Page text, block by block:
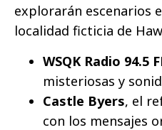
explorarán escenarios
localidad ficticia de
WSQK Radio 94.5
misteriosas y
Castle Byers, el
con los mensajes